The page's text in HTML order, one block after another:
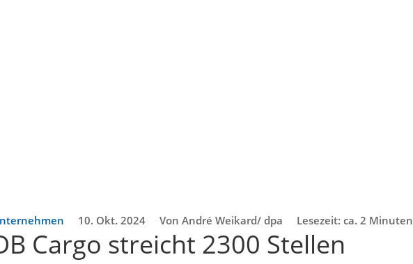
10. Okt. 2024 Von André Weikard/ dpa Lesezeit: ca. 2 Minuten
Cargo streicht 2300 Stellen